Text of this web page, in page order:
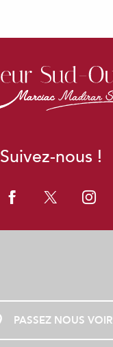
Suivez-nous !
PASSEZ NOUS VOIR